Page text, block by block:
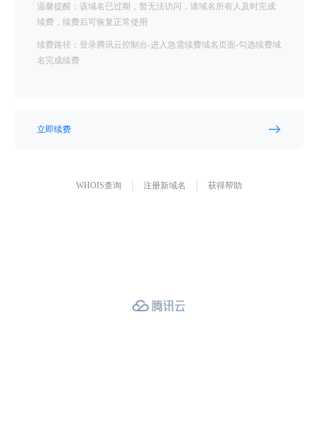
温馨提醒：该域名已过期，暂无法访问，请域名所有人及时完成
续费，续费后可恢复正常使用
续费路径：登录腾讯云控制台-进入急需续费域名页面-勾选续费域
名完成续费
立即续费
WHOIS查询 注册新域名 获得帮助